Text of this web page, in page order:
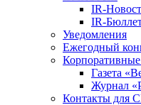
IR-
IR-
Уведомления
Ежегодный
Газета
Журнал
Контакты для